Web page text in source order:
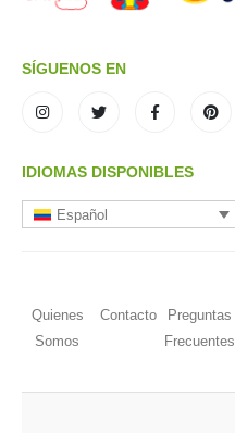
SÍGUENOS EN
IDIOMAS DISPONIBLES
Español
Quienes
Somos
Contacto
Preguntas
Frecuentes